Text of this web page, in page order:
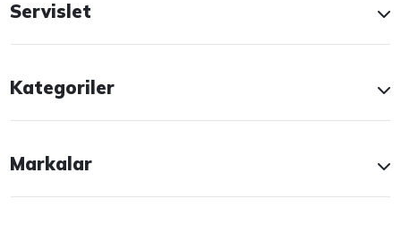
Servislet
Kategoriler
Markalar